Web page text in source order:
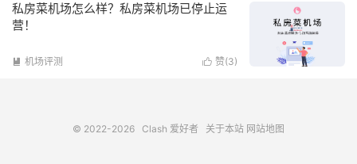
私房菜机场怎么样？私房菜机场已停止运
营！
 赞(3)
 机场评测
© 2022-2026 Clash 爱好者 关于本站 网站地图